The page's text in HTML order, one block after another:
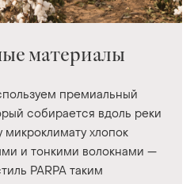
материалы
премиальный
собирается вдоль реки
микроклимату хлопок
и тонкими волокнами —
PARPA таким